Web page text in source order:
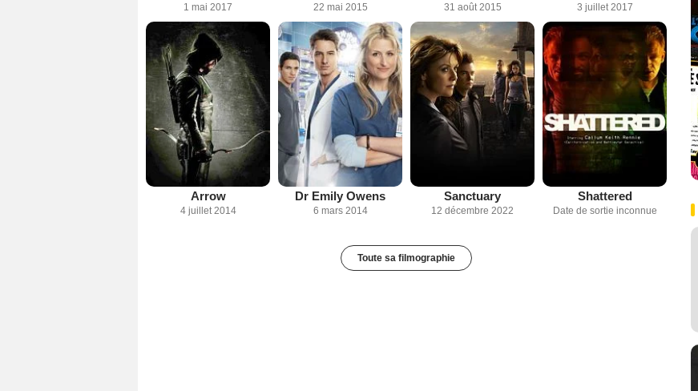
1 mai 2017 22 mai 2015 31 août 2015 3 juillet 2017
Arrow
4 juillet 2014
Dr Emily Owens
6 mars 2014
Sanctuary
12 décembre 2022
Shattered
Date de sortie inconnue
Toute sa filmographie